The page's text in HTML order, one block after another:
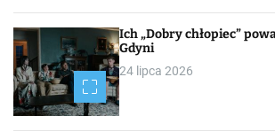
Ich „Dobry chłopiec”
Gdyni
24 lipca 2026